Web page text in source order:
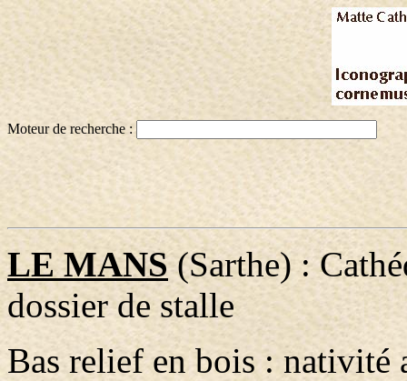
Moteur de recherche :
LE MANS(Sarthe) :
dossier de stalle
Bas relief en bois : nativité